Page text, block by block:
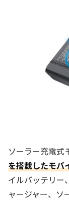
ソーラー充電式
を搭載したモバ
イルバッテリー
ャージャー、ソ